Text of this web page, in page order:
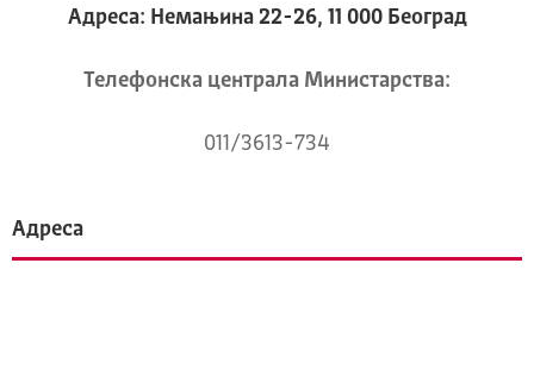
Адреса: Немањина 22-26, 11 000 Београд
Телeфонска централа Mинистарства:
011/3613-734
Адреса